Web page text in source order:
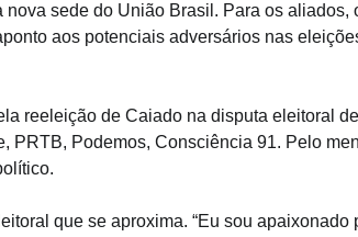
sede do União Brasil. Para os aliados,
aos potenciais adversários nas
reeleição de Caiado na disputa eleitoral de
PRTB, Podemos, Consciência 91. Pelo
que se aproxima. “Eu sou apaixonado